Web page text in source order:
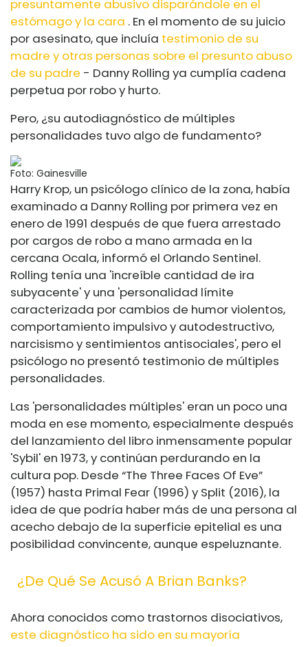
presuntamente abusivo disparándole en el
estómago y la cara . En el momento de su juicio
por asesinato, que incluía testimonio de su
madre y otras personas sobre el presunto abuso
de su padre - Danny Rolling ya cumplía cadena
perpetua por robo y hurto.
Pero, ¿su autodiagnóstico de múltiples
personalidades tuvo algo de fundamento?
Foto: Gainesville
Harry Krop, un psicólogo clínico de la zona, había
examinado a Danny Rolling por primera vez en
enero de 1991 después de que fuera arrestado
por cargos de robo a mano armada en la
cercana Ocala, informó el Orlando Sentinel.
Rolling tenía una 'increíble cantidad de ira
subyacente' y una 'personalidad límite
caracterizada por cambios de humor violentos,
comportamiento impulsivo y autodestructivo,
narcisismo y sentimientos antisociales', pero el
psicólogo no presentó testimonio de múltiples
personalidades.
Las 'personalidades múltiples' eran un poco una
moda en ese momento, especialmente después
del lanzamiento del libro inmensamente popular
'Sybil' en 1973, y continúan perdurando en la
cultura pop. Desde “The Three Faces Of Eve”
(1957) hasta Primal Fear (1996) y Split (2016), la
idea de que podría haber más de una persona al
acecho debajo de la superficie epitelial es una
posibilidad convincente, aunque espeluznante.
¿De Qué Se Acusó A Brian Banks?
Ahora conocidos como trastornos disociativos,
este diagnóstico ha sido en su mayoría